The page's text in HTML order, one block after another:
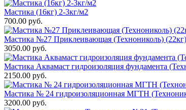
Мастика (16кг) 2-3кг/м2
700.00 руб.
Мастика №27 Приклеивающая (Технониколь)
3050.00 руб.
Мастика Аквамаст гидроизоляция фундамента
2150.00 руб.
Мастика № 24 гидроизоляционная МГТН
3200.00 руб.